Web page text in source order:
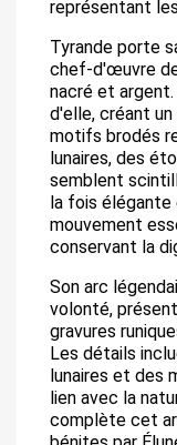
représentant
Tyrande porte
chef-d'œuvre
nacré et
d'elle, créant
motifs brodés
lunaires, des
semblent
la fois
mouvement
conservant la
Son arc
volonté,
gravures
Les détails
lunaires et des
lien avec la
complète cet